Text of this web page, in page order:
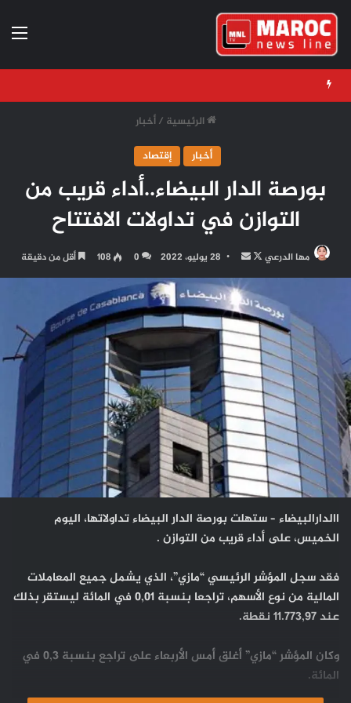
الرئيسية / أخبار
أخبار
إقتصاد
بورصة الدار البيضاء..أداء قريب من
التوازن في تداولات الافتتاح
مها الدرعي
تابع
على
X
أرسل
بريدا
إلكترونيا
28 يوليو، 2022 0
108 أقل من دقيقة
االدارالبيضاء – ستهلت بورصة الدار البيضاء تداولاتها، اليوم
الخميس، على أداء قريب من التوازن .
فقد سجل المؤشر الرئيسي “مازي”، الذي يشمل جميع المعاملات
المالية من نوع الأسهم، تراجعا بنسبة 0,01 في المائة ليستقر بذلك
عند 11.773,97 نقطة.
وكان المؤشر “مازي” أغلق أمس الأربعاء على تراجع بنسبة 0,3 في
المائة.